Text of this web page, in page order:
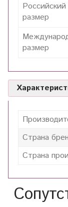
Российский
размер
размер
Страна
Страна